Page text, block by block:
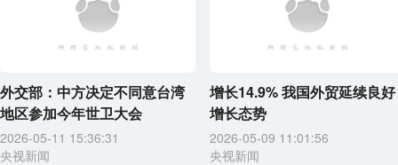
外交部：中方决定不同意台湾
地区参加今年世卫大会
2026-05-11 15:36:31
央视新闻
增长14.9% 我国外贸延续良好
增长态势
2026-05-09 11:01:56
央视新闻